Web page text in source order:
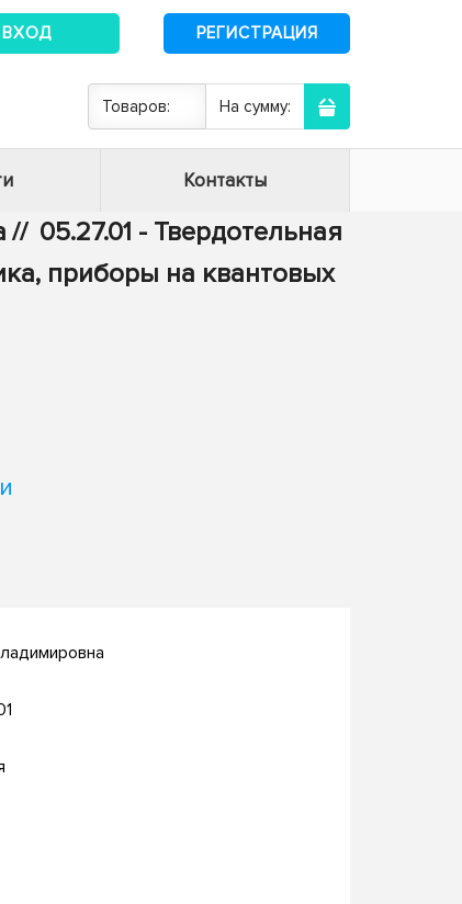
ВХОД РЕГИСТРАЦИЯ
Товаров: На сумму:
Контакты
// 05.27.01 - Твердотельная
приборы на квантовых